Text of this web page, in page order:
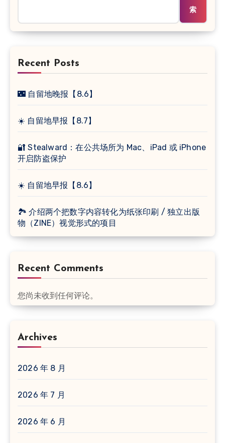
索
Recent Posts
🌃 自留地晚报【8.6】
☀️ 自留地早报【8.7】
🔐 Stealward：在公共场所为 Mac、iPad 或 iPhone
开启防盗保护
☀️ 自留地早报【8.6】
🏞 介绍两个把数字内容转化为纸张印刷 / 独立出版
物（ZINE）视觉形式的项目
Recent Comments
您尚未收到任何评论。
Archives
2026 年 8 月
2026 年 7 月
2026 年 6 月